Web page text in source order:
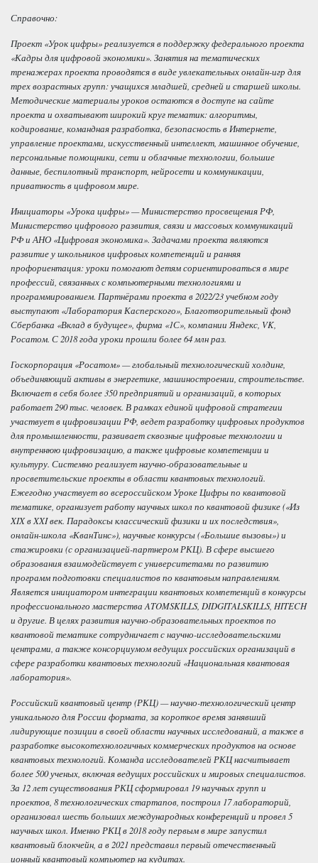
Справочно:
Проект «Урок цифры» реализуется в поддержку федерального проекта
«Кадры для цифровой экономики». Занятия на тематических
тренажерах проекта проводятся в виде увлекательных онлайн-игр для
трех возрастных групп: учащихся младшей, средней и старшей школы.
Методические материалы уроков остаются в доступе на сайте
проекта и охватывают широкий круг тематик: алгоритмы,
кодирование, командная разработка, безопасность в Интернете,
управление проектами, искусственный интеллект, машинное обучение,
персональные помощники, сети и облачные технологии, большие
данные, беспилотный транспорт, нейросети и коммуникации,
приватность в цифровом мире.
Инициаторы «Урока цифры» — Министерство просвещения РФ,
Министерство цифрового развития, связи и массовых коммуникаций
РФ и АНО «Цифровая экономика». Задачами проекта являются
развитие у школьников цифровых компетенций и ранняя
профориентация: уроки помогают детям сориентироваться в мире
профессий, связанных с компьютерными технологиями и
программированием. Партнёрами проекта в 2022/23 учебном году
выступают «Лаборатория Касперского», Благотворительный фонд
Сбербанка «Вклад в будущее», фирма «1С», компании Яндекс, VK,
Росатом. С 2018 года уроки прошли более 64 млн раз.
Госкорпорация «Росатом» — глобальный технологический холдинг,
объединяющий активы в энергетике, машиностроении, строительстве.
Включает в себя более 350 предприятий и организаций, в которых
работает 290 тыс. человек. В рамках единой цифровой стратегии
участвует в цифровизации РФ, ведет разработку цифровых продуктов
для промышленности, развивает сквозные цифровые технологии и
внутреннюю цифровизацию, а также цифровые компетенции и
культуру. Системно реализует научно-образовательные и
просветительские проекты в области квантовых технологий.
Ежегодно участвует во всероссийском Уроке Цифры по квантовой
тематике, организует работу научных школ по квантовой физике («Из
XIX в XXI век. Парадоксы классический физики и их последствия»,
онлайн-школа «КванТинс»), научные конкурсы («Большие вызовы») и
стажировки (с организацией-партнером РКЦ). В сфере высшего
образования взаимодействует с университетами по развитию
программ подготовки специалистов по квантовым направлениям.
Является инициатором интеграции квантовых компетенций в конкурсы
профессионального мастерства ATOMSKILLS, DIDGITALSKILLS, HITECH
и другие. В целях развития научно-образовательных проектов по
квантовой тематике сотрудничает с научно-исследовательскими
центрами, а также консорциумом ведущих российских организаций в
сфере разработки квантовых технологий «Национальная квантовая
лаборатория».
Российский квантовый центр (РКЦ) — научно-технологический центр
уникального для России формата, за короткое время занявший
лидирующие позиции в своей области научных исследований, а также в
разработке высокотехнологичных коммерческих продуктов на основе
квантовых технологий. Команда исследователей РКЦ насчитывает
более 500 ученых, включая ведущих российских и мировых специалистов.
За 12 лет существования РКЦ сформировал 19 научных групп и
проектов, 8 технологических стартапов, построил 17 лабораторий,
организовал шесть больших международных конференций и провел 5
научных школ. Именно РКЦ в 2018 году первым в мире запустил
квантовый блокчейн, а в 2021 представил первый отечественный
ионный квантовый компьютер на кудитах.